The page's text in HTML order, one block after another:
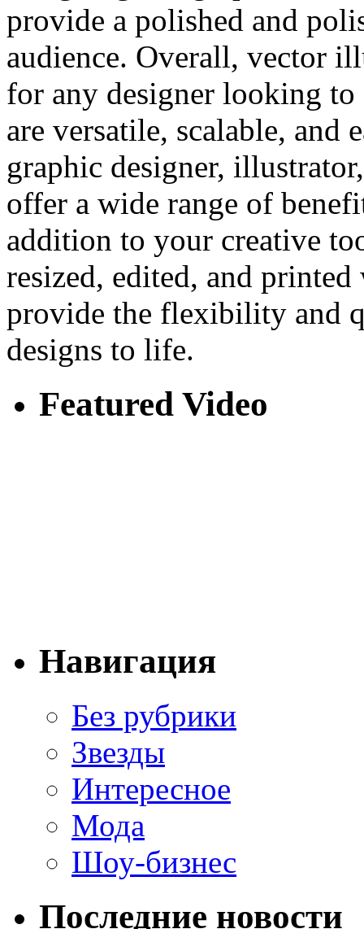
provide a polished and
audience. Overall, vector
for any designer looking
are versatile, scalable, and
graphic designer,
offer a wide range of
addition to your creative
resized, edited, and
provide the flexibility and
designs to life.
Featured Video
Навигация
Без рубрики
Звезды
Интересное
Мода
Шоу-бизнес
Последние новости